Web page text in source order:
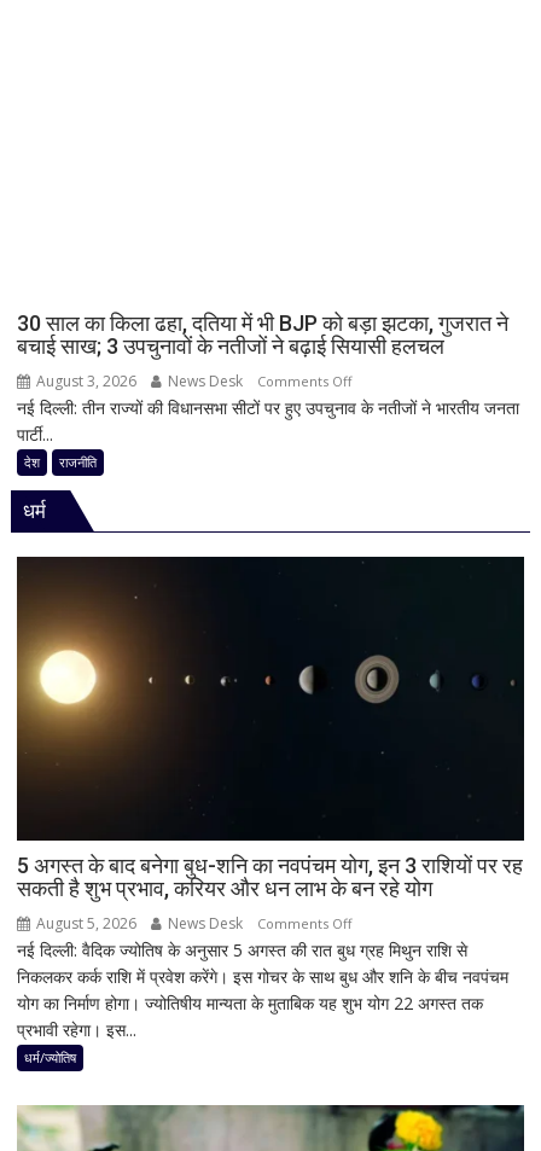
खुली
चेतावनी;
JDU
ने
30 साल का किला ढहा, दतिया में भी BJP को बड़ा झटका, गुजरात ने
बचाई साख; 3 उपचुनावों के नतीजों ने बढ़ाई सियासी हलचल
August 3, 2026 News Desk Comments Offon
30
बड़ा
झटका,
उपचुनावों
के
बढ़ाई
सियासी
हलचल
नई दिल्ली: तीन राज्यों की विधानसभा सीटों पर हुए उपचुनाव के नतीजों ने भारतीय जनता
पार्टी...
देश राजनीति
धर्म
5 अगस्त के बाद बनेगा बुध-शनि का नवपंचम योग, इन 3 राशियों पर रह
सकती है शुभ प्रभाव, करियर और धन लाभ के बन रहे योग
August 5, 2026 News Desk Comments Offon
5
अगस्त
के
शनि
नई दिल्ली: वैदिक ज्योतिष के अनुसार 5 अगस्त की रात बुध ग्रह मिथुन राशि से
निकलकर कर्क राशि में प्रवेश करेंगे। इस गोचर के साथ बुध और शनि के बीच नवपंचम
योग का निर्माण होगा। ज्योतिषीय मान्यता के मुताबिक यह शुभ योग 22 अगस्त तक
प्रभावी रहेगा। इस...
धर्म/ज्योतिष